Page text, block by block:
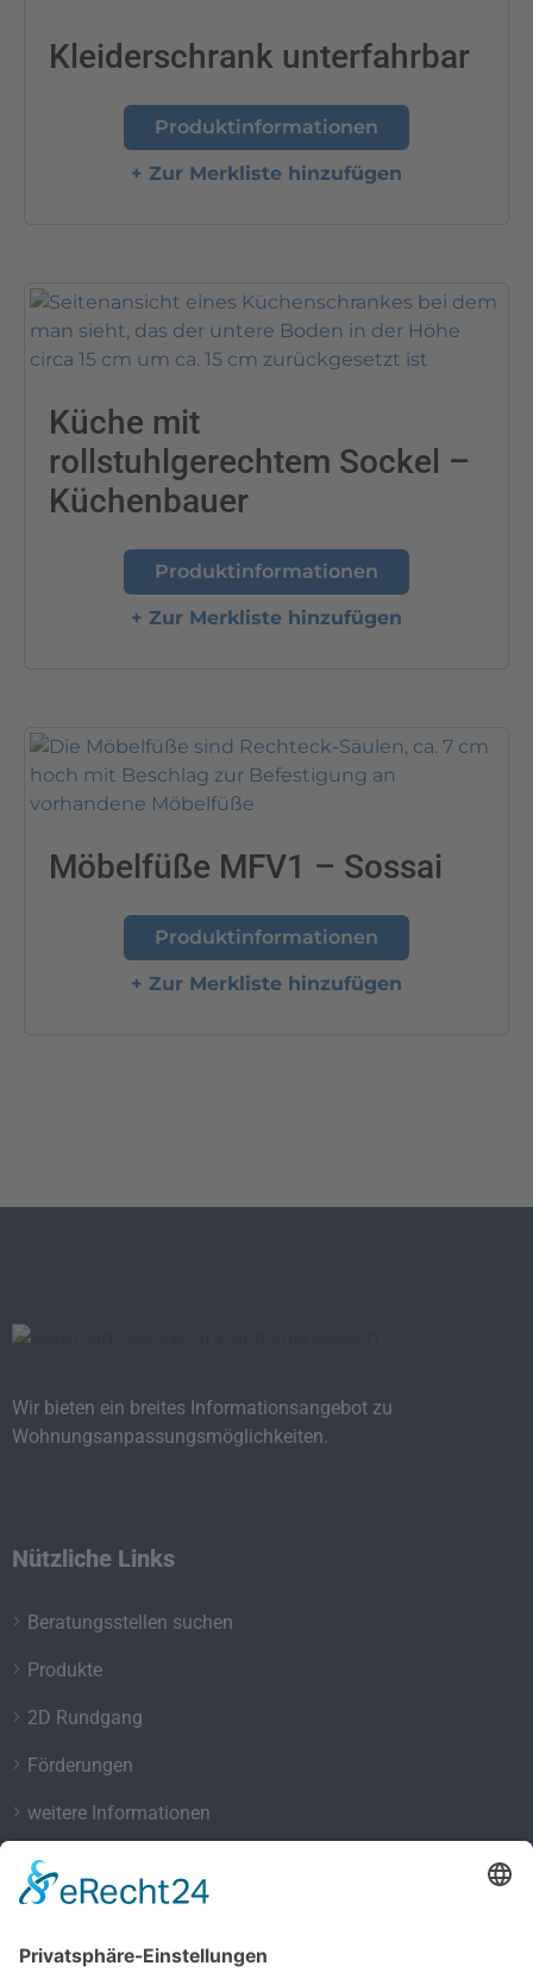
Kleiderschrank unterfahrbar
Produktinformationen
+ Zur Merkliste hinzufügen
Küche mit
rollstuhlgerechtem Sockel –
Küchenbauer
Produktinformationen
+ Zur Merkliste hinzufügen
Möbelfüße MFV1 – Sossai
Produktinformationen
+ Zur Merkliste hinzufügen
Wir bieten ein breites Informationsangebot zu
Wohnungsanpassungsmöglichkeiten.
Nützliche Links
Beratungsstellen suchen
Produkte
2D Rundgang
Förderungen
weitere Informationen